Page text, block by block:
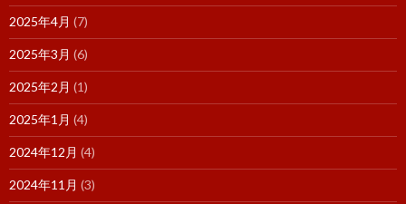
2025年4月 (7)
2025年3月 (6)
2025年2月 (1)
2025年1月 (4)
2024年12月 (4)
2024年11月 (3)